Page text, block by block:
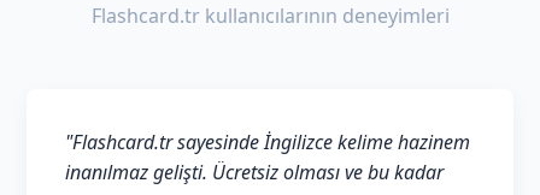
Flashcard.tr kullanıcılarının deneyimleri
"Flashcard.tr sayesinde İngilizce kelime hazinem
inanılmaz gelişti. Ücretsiz olması ve bu kadar